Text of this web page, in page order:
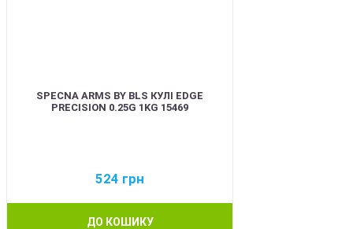
SPECNA ARMS BY BLS КУЛІ EDGE
PRECISION 0.25G 1KG 15469
524 грн
ДО КОШИКУ